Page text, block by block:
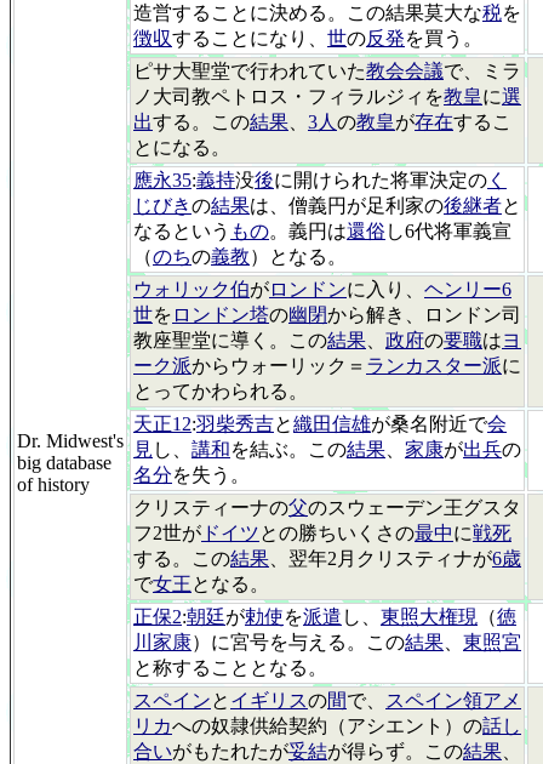
Dr. Midwest's
big database
of history
造営することに決める。この結果莫大な税を
徴収することになり、 世の反発を買う。
ピサ大聖堂で行われていた教会会議で、ミラ
ノ大司教ペトロス・フィラルジィを教皇に選
出する。この結果 3人 の教皇が存在するこ
とになる。
應永35:義持没後に開けられた将軍決定の く
じびきの結果は、僧義円が足利家の後継者と
なるという もの。義円は還俗 し6代将軍義宣
（のちの義教）となる。
ウォリック伯がロンドンに入り、 ヘンリー6
世を ロンドン塔の幽閉から解き、ロンドン司
教座聖堂に導く。この結果 政府の要職はヨ
ーク派からウォーリック＝ ランカスター派に
とってかわられる。
天正12:羽柴秀吉と織田信雄が桑名附近で会
見 し、 講和を結ぶ。この結果 家康が出兵の
名分を失う。
クリスティーナの父のスウェーデン王グスタ
フ2世が ドイツとの勝ちいくさの最中に戦死
する。この結果 、翌年2月クリスティナが6歳
で女王となる。
正保2:朝廷が勅使を派遣 し、 東照大権現 （徳
川家康）に宮号を与える。この結果
東照宮
と称することとなる。
スペインと イギリスの間で、
スペイン領アメ
リカへの奴隷供給契約（アシエント）の話し
合いがもたれたが妥結が得らず。この結果